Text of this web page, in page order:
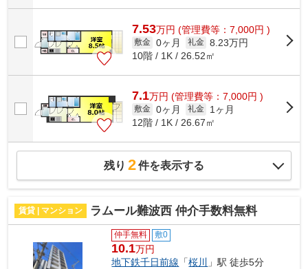
7.53万円 (管理費等：7,000円 )
敷金 0ヶ月 礼金 8.23万円
10階 / 1K / 26.52㎡
7.1万円 (管理費等：7,000円 )
敷金 0ヶ月 礼金
1ヶ月
12階 / 1K / 26.67㎡
残り 2件を表示する
賃貸 | マンション ラムール難波西 仲介手数料無料
仲手無料 敷0
10.1万円
地下鉄千日前線 「桜川
」駅 徒歩5分